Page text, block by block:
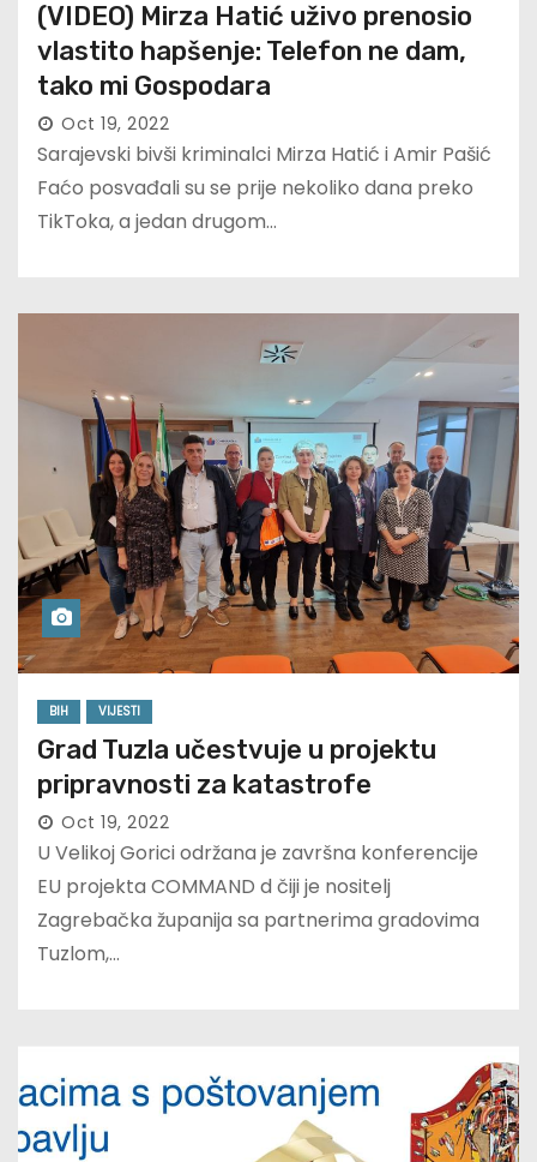
(VIDEO) Mirza Hatić uživo prenosio
vlastito hapšenje: Telefon ne dam,
tako mi Gospodara
Oct 19, 2022
Sarajevski bivši kriminalci Mirza Hatić i Amir Pašić
Faćo posvađali su se prije nekoliko dana preko
TikToka, a jedan drugom…
BIH VIJESTI
Grad Tuzla učestvuje u projektu
pripravnosti za katastrofe
Oct 19, 2022
U Velikoj Gorici održana je završna konferencije
EU projekta COMMAND d čiji je nositelj
Zagrebačka županija sa partnerima gradovima
Tuzlom,…